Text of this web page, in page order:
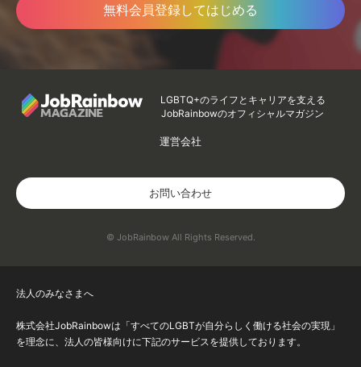
無料会員登録してはじめる
LGBTQ+のライフとキャリアを支える
JobRainbowのオフィシャルマガジン
運営会社
お問い合わせ
© JobRainbow All Rights Reserved.
法人のみなさまへ
株式会社JobRainbowは「すべてのLGBTが自分らしく働ける社会の実現」
を理念に、法人の皆様向けに下記のサービスを提供しております。